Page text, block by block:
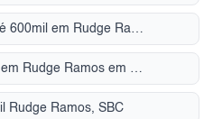
Aptos 3 Quartos 400mil até 600mil em Rudge Ramos em SBC, SP para Venda
Apartamentos até 350 mil em Rudge Ramos em SBC, SP para Venda
Rudge Ramos, SBC